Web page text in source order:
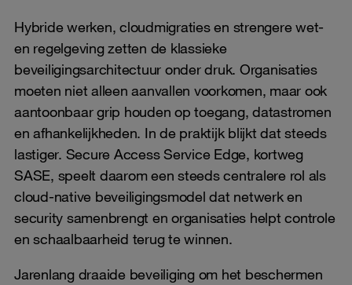
Hybride werken, cloudmigraties en strengere wet-
en regelgeving zetten de klassieke
beveiligingsarchitectuur onder druk. Organisaties
moeten niet alleen aanvallen voorkomen, maar ook
aantoonbaar grip houden op toegang, datastromen
en afhankelijkheden. In de praktijk blijkt dat steeds
lastiger. Secure Access Service Edge, kortweg
SASE, speelt daarom een steeds centralere rol als
cloud-native beveiligingsmodel dat netwerk en
security samenbrengt en organisaties helpt controle
en schaalbaarheid terug te winnen.
Jarenlang draaide beveiliging om het beschermen